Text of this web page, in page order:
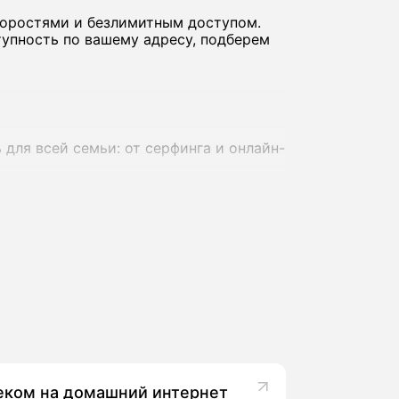
и безлимитным доступом.
по вашему адресу, подберем
всей семьи: от серфинга и онлайн-
пользователи отмечают
на домашний интернет